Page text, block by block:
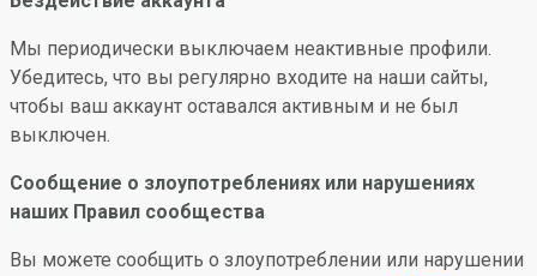
Мы периодически выключаем неактивные профили.
Убедитесь, что вы регулярно входите на наши сайты,
чтобы ваш аккаунт оставался активным и не был
выключен.
Сообщение о злоупотреблениях или нарушениях
наших Правил сообщества
Вы можете сообщить о злоупотреблении или нарушении